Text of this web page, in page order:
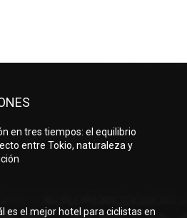
en tres tiempos: el equilibrio
entre Tokio, naturaleza y
es el mejor hotel para ciclistas en